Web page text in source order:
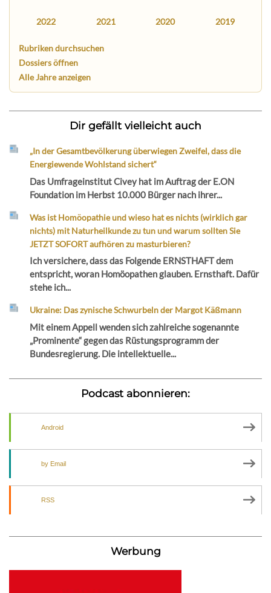
2022 2021 2020 2019
Rubriken durchsuchen
Dossiers öffnen
Alle Jahre anzeigen
Dir gefällt vielleicht auch
„In der Gesamtbevölkerung überwiegen Zweifel, dass die
Energiewende Wohlstand sichert“
Das Umfrageinstitut Civey hat im Auftrag der E.ON
Foundation im Herbst 10.000 Bürger nach ihrer...
Was ist Homöopathie und wieso hat es nichts (wirklich gar
nichts) mit Naturheilkunde zu tun und warum sollten Sie
JETZT SOFORT aufhören zu masturbieren?
Ich versichere, dass das Folgende ERNSTHAFT dem
entspricht, woran Homöopathen glauben. Ernsthaft. Dafür
stehe ich...
Ukraine: Das zynische Schwurbeln der Margot Käßmann
Mit einem Appell wenden sich zahlreiche sogenannte
„Prominente“ gegen das Rüstungsprogramm der
Bundesregierung. Die intellektuelle...
Podcast abonnieren:
Android
by Email
RSS
Werbung